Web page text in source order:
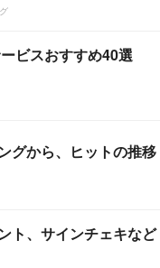
ビスおすすめ40選
グから、ヒットの推移
ト、サインチェキなど